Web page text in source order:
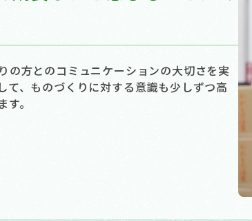
の方とのコミュニケーションの大切さを実
て、ものづくりに対する意識も少しずつ高
。